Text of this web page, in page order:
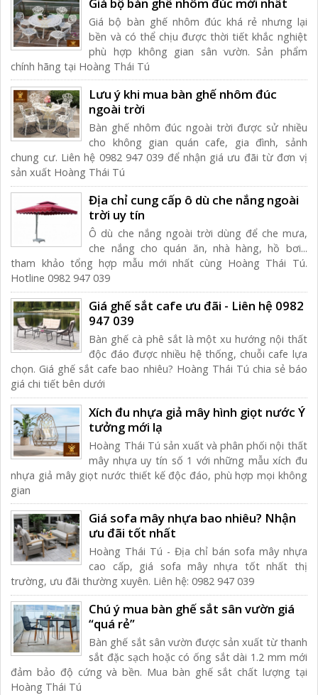
Giá bộ bàn ghế nhôm đúc khá rẻ nhưng lại
bền và có thể chịu được thời tiết khắc nghiệt
phù hợp không gian sân vườn. Sản phẩm
chính hãng tại Hoàng Thái Tú
Lưu ý khi mua bàn ghế nhôm đúc
ngoài trời
Bàn ghế nhôm đúc ngoài trời được sử nhiều
cho không gian quán cafe, gia đình, sảnh
chung cư. Liên hệ 0982 947 039 để nhận giá ưu đãi từ đơn vị
sản xuất Hoàng Thái Tú
Địa chỉ cung cấp ô dù che nắng ngoài
trời uy tín
Ô dù che nắng ngoài trời dùng để che mưa,
che nắng cho quán ăn, nhà hàng, hồ bơi...
tham khảo tổng hợp mẫu mới nhất cùng Hoàng Thái Tú.
Hotline 0982 947 039
Giá ghế sắt cafe ưu đãi - Liên hệ 0982
947 039
Bàn ghế cà phê sắt là một xu hướng nội thất
độc đáo được nhiều hệ thống, chuỗi cafe lựa
chọn. Giá ghế sắt cafe bao nhiêu? Hoàng Thái Tú chia sẻ báo
giá chi tiết bên dưới
Xích đu nhựa giả mây hình giọt nước Ý
tưởng mới lạ
Hoàng Thái Tú sản xuất và phân phối nội thất
mây nhựa uy tín số 1 với những mẫu xích đu
nhựa giả mây giọt nước thiết kế độc đáo, phù hợp mọi không
gian
Giá sofa mây nhựa bao nhiêu? Nhận
ưu đãi tốt nhất
Hoàng Thái Tú - Địa chỉ bán sofa mây nhựa
cao cấp, giá sofa mây nhựa tốt nhất thị
trường, ưu đãi thường xuyên. Liên hệ: 0982 947 039
Chú ý mua bàn ghế sắt sân vườn giá
“quá rẻ”
Bàn ghế sắt sân vườn được sản xuất từ thanh
sắt đặc sạch hoặc có ống sắt dài 1.2 mm mới
đảm bảo độ cứng và bền. Mua bàn ghế sắt chất lượng tại
Hoàng Thái Tú